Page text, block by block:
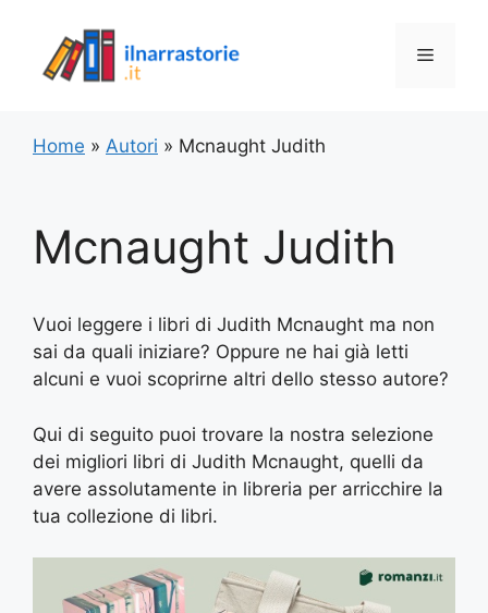
contenuto
Menu
Home » Autori » Mcnaught Judith
Mcnaught Judith
Vuoi leggere i libri di Judith Mcnaught ma non
sai da quali iniziare? Oppure ne hai già letti
alcuni e vuoi scoprirne altri dello stesso autore?
Qui di seguito puoi trovare la nostra selezione
dei migliori libri di Judith Mcnaught, quelli da
avere assolutamente in libreria per arricchire la
tua collezione di libri.